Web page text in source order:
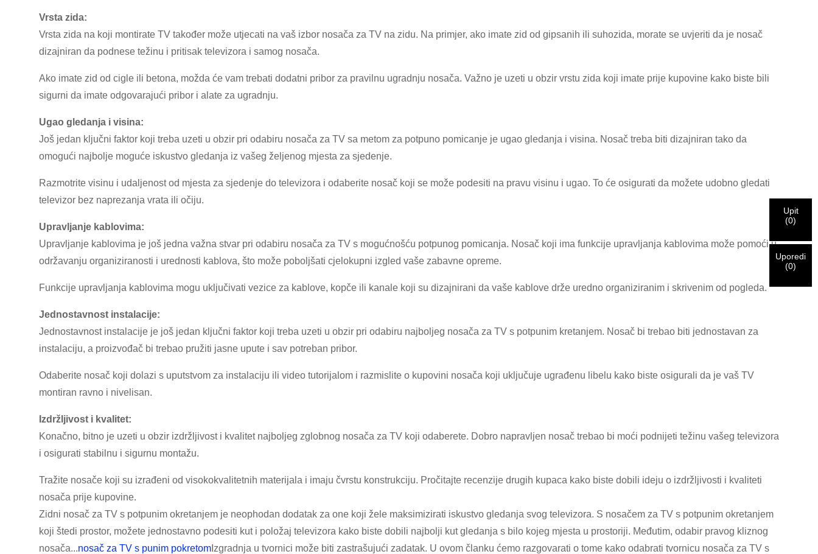
Vrsta zida:
Vrsta zida na koji montirate TV također može utjecati na vaš izbor nosača za TV na zidu. Na primjer, ako imate zid od gipsanih ili suhozida, morate se uvjeriti da je nosač
dizajniran da podnese težinu i pritisak televizora i samog nosača.
Ako imate zid od cigle ili betona, možda će vam trebati dodatni pribor za pravilnu ugradnju nosača. Važno je uzeti u obzir vrstu zida koji imate prije kupovine kako biste bili
sigurni da imate odgovarajući pribor i alate za ugradnju.
Ugao gledanja i visina:
Još jedan ključni faktor koji treba uzeti u obzir pri odabiru nosača za TV sa metom za potpuno pomicanje je ugao gledanja i visina. Nosač treba biti dizajniran tako da
omogući najbolje moguće iskustvo gledanja iz vašeg željenog mjesta za sjedenje.
Razmotrite visinu i udaljenost od mjesta za sjedenje do televizora i odaberite nosač koji se može podesiti na pravu visinu i ugao. To će osigurati da možete udobno gledati
televizor bez naprezanja vrata ili očiju.
Upravljanje kablovima:
Upravljanje kablovima je još jedna važna stvar pri odabiru nosača za TV s mogućnošću potpunog pomicanja. Nosač koji ima funkcije upravljanja kablovima može pomoći u
održavanju organiziranosti i urednosti kablova, što može poboljšati cjelokupni izgled vaše zabavne opreme.
Funkcije upravljanja kablovima mogu uključivati ​​vezice za kablove, kopče ili kanale koji su dizajnirani da vaše kablove drže uredno organiziranim i skrivenim od pogleda.
Jednostavnost instalacije:
Jednostavnost instalacije je još jedan ključni faktor koji treba uzeti u obzir pri odabiru najboljeg nosača za TV s potpunim kretanjem. Nosač bi trebao biti jednostavan za
instalaciju, a proizvođač bi trebao pružiti jasne upute i sav potreban pribor.
Odaberite nosač koji dolazi s uputstvom za instalaciju ili video tutorijalom i razmislite o kupovini nosača koji uključuje ugrađenu libelu kako biste osigurali da je vaš TV
montiran ravno i nivelisan.
Izdržljivost i kvalitet:
Konačno, bitno je uzeti u obzir izdržljivost i kvalitet najboljeg zglobnog nosača za TV koji odaberete. Dobro napravljen nosač trebao bi moći podnijeti težinu vašeg televizora
i osigurati stabilnu i sigurnu montažu.
Tražite nosače koji su izrađeni od visokokvalitetnih materijala i imaju čvrstu konstrukciju. Pročitajte recenzije drugih kupaca kako biste dobili ideju o izdržljivosti i kvaliteti
nosača prije kupovine.
Zidni nosač za TV s potpunim okretanjem je neophodan dodatak za one koji žele maksimizirati iskustvo gledanja svog televizora. S nosačem za TV s potpunim okretanjem
koji štedi prostor, možete jednostavno podesiti kut i položaj televizora kako biste dobili najbolji kut gledanja s bilo kojeg mjesta u prostoriji. Međutim, odabir pravog kliznog
nosača...nosač za TV s punim pokretomIzgradnja u tvornici može biti zastrašujući zadatak. U ovom članku ćemo razgovarati o tome kako odabrati tvornicu nosača za TV s
×
IZABERITE SVOJ IDENTITET
Molimo Vas da unesete svoju trenutnu poslovnu email adresu ispod
kako biste potvrdili da ste pravi CHARM-ov klijent.
Pošalji
Prije slanja, molimo POTVRDI SVE informacija je TAČNO.
Netačne
Nazad Pošalji
identifikacija je potvrđena, dobit ćete obavještenje putem e-pošte.
Upit
(0)
Uporedi
(0)